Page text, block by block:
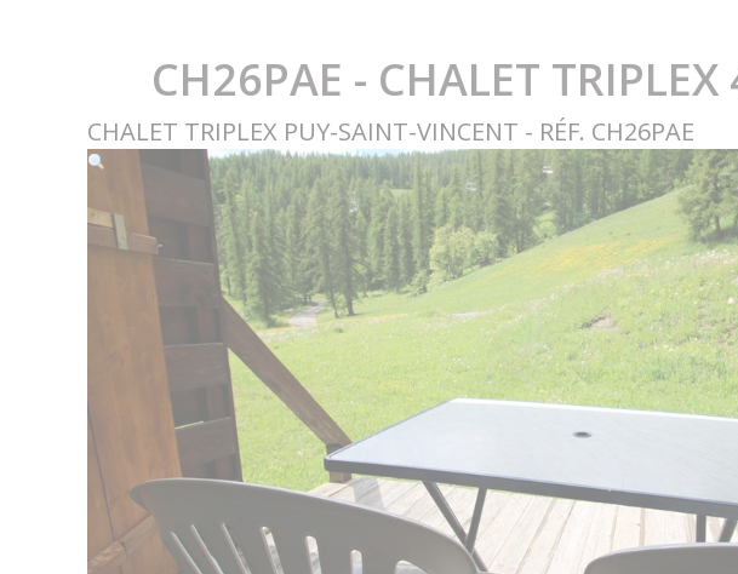
CH26PAE - CHALET
CHALET TRIPLEX PUY-SAINT-VINCENT - RÉF. CH26PAE